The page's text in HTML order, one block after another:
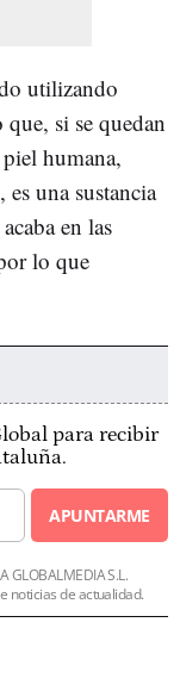
utilizando
si se quedan
humana,
es una sustancia
en las
lo que
para recibir
APUNTARME
GLOBALMEDIA S.L.
noticias de actualidad.